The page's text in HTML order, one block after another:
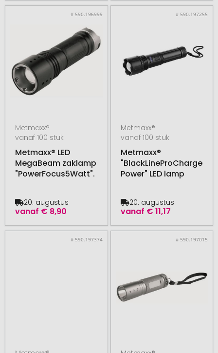
# 590.196999
Metmaxx®
vanaf 100 stuk
Metmaxx® LED
MegaBeam zaklamp
"PowerFocus5Watt".
vanaf € 8,90
20. augustus
# 590.197255
Metmaxx®
vanaf 100 stuk
Metmaxx®
"BlackLineProCharge
Power" LED lamp
vanaf € 11,17
20. augustus
# 590.197374 # 590.197015